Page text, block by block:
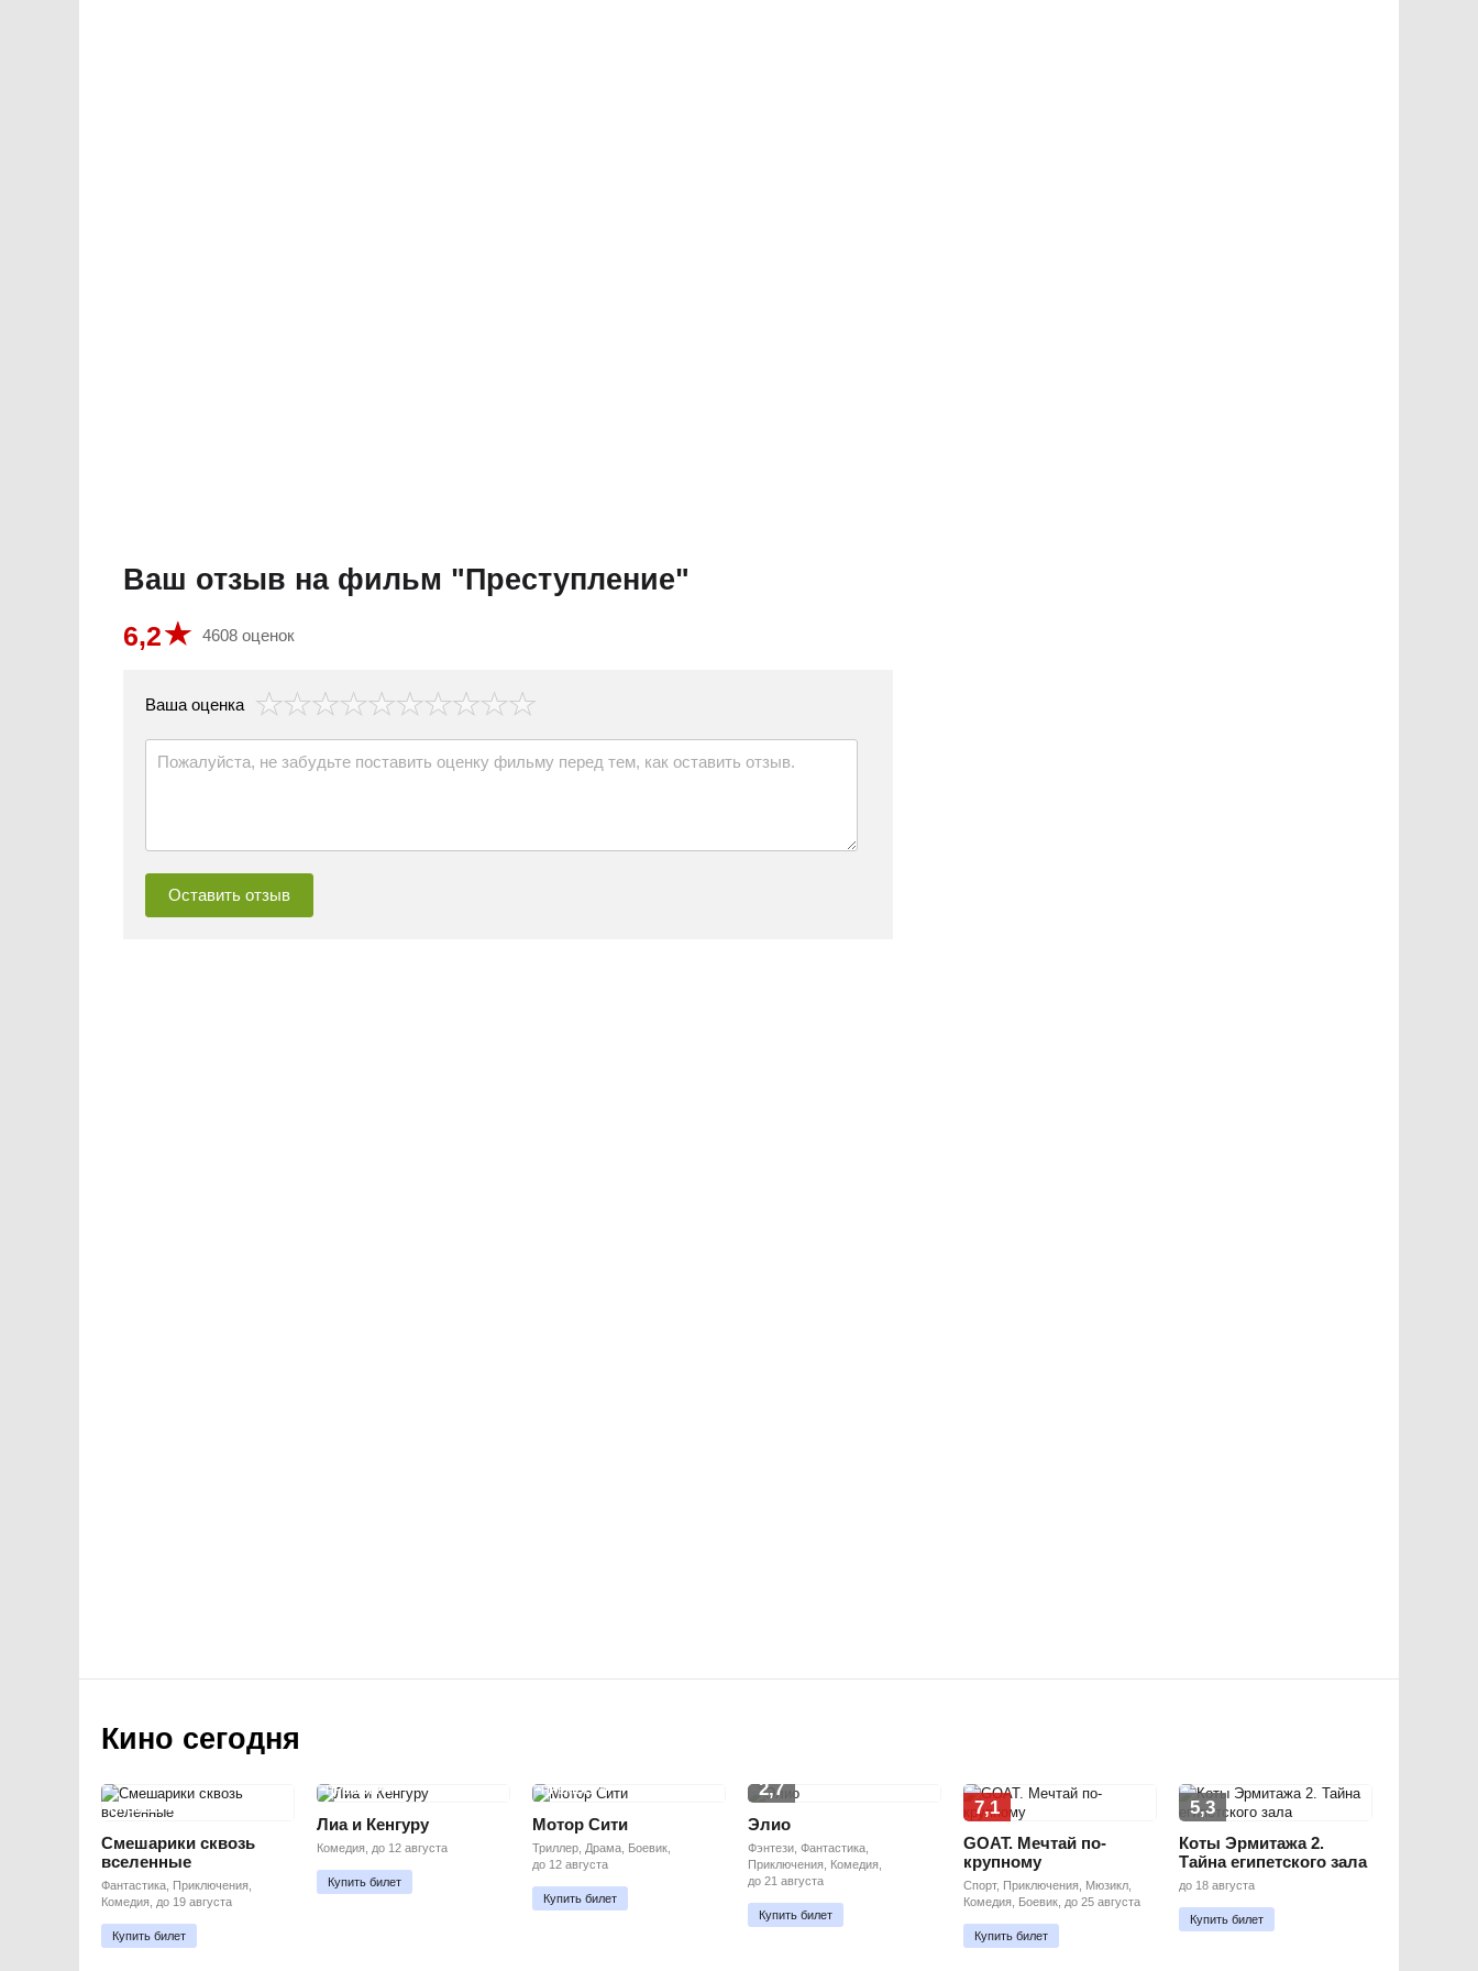
Ваш отзыв на фильм "Преступление"
6,2 4608 оценок
Ваша оценка
Кино сегодня
ПРЕМЬЕРА
Смешарики сквозь
вселенные
Фантастика, Приключения,
Комедия, до 19 августа
Купить билет
ПРЕМЬЕРА
Лиа и Кенгуру
Комедия, до 12 августа
Купить билет
ПРЕМЬЕРА
Мотор Сити
Триллер, Драма, Боевик,
до 12 августа
Купить билет
2,7
Элио
Фэнтези, Фантастика,
Приключения, Комедия,
до 21 августа
Купить билет
7,1
GOAT. Мечтай по-
крупному
Спорт, Приключения, Мюзикл,
Комедия, Боевик, до 25 августа
Купить билет
5,3
Коты Эрмитажа 2.
Тайна египетского зала
до 18 августа
Купить билет